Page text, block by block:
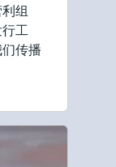
组
工
传播